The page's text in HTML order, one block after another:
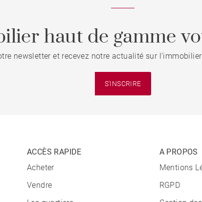
haut de gamme
newsletter et recevez notre actualité sur
S'INSCRIRE
ACCÈS RAPIDE
Acheter
Vendre
A PROPOS
Mentions
RGPD